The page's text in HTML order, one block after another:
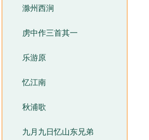
滁州西涧
虏中作三首其一
乐游原
忆江南
秋浦歌
九月九日忆山东兄弟